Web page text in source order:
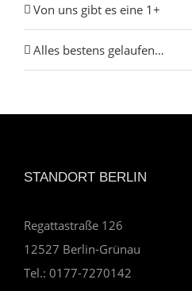
Von uns gibt es eine 1+
Alles bestens gelaufen…
STANDORT BERLIN
Regattastraße 126
12527 Berlin-Grünau
Tel.: 0177-7270142